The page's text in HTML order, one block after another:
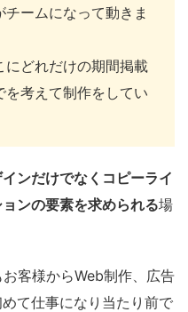
ームになって動きま
にどれだけの期間掲載
を考えて制作をしてい
ンだけでなくコピーライ
ンの要素を求められる場
客様からWeb制作、広告
て仕事になり当たり前で